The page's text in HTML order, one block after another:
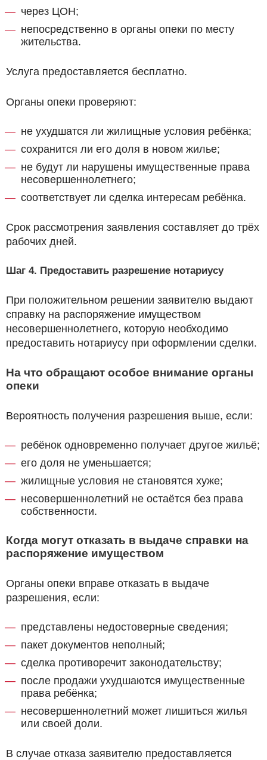
через ЦОН;
непосредственно в органы опеки по месту
жительства.
Услуга предоставляется бесплатно.
Органы опеки проверяют:
не ухудшатся ли жилищные условия ребёнка;
сохранится ли его доля в новом жилье;
не будут ли нарушены имущественные права
несовершеннолетнего;
соответствует ли сделка интересам ребёнка.
Срок рассмотрения заявления составляет до трёх
рабочих дней.
Шаг 4. Предоставить разрешение нотариусу
При положительном решении заявителю выдают
справку на распоряжение имуществом
несовершеннолетнего, которую необходимо
предоставить нотариусу при оформлении сделки.
На что обращают особое внимание органы
опеки
Вероятность получения разрешения выше, если:
ребёнок одновременно получает другое жильё;
его доля не уменьшается;
жилищные условия не становятся хуже;
несовершеннолетний не остаётся без права
собственности.
Когда могут отказать в выдаче справки на
распоряжение имуществом
Органы опеки вправе отказать в выдаче
разрешения, если:
представлены недостоверные сведения;
пакет документов неполный;
сделка противоречит законодательству;
после продажи ухудшаются имущественные
права ребёнка;
несовершеннолетний может лишиться жилья
или своей доли.
В случае отказа заявителю предоставляется